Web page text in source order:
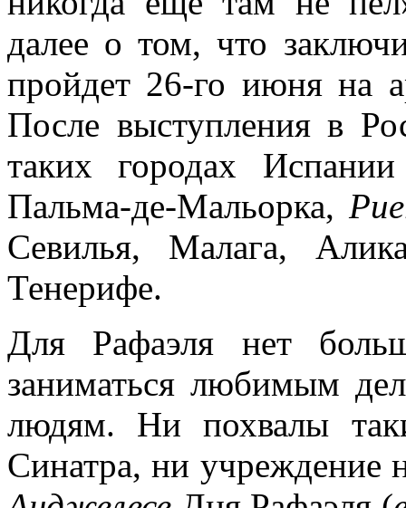
далее о том, что
пройдет 26-го июня на
После выступления в
таких городах
Пальма-де-Мальорка,
Севилья, Малага,
Тенерифе.
Для Рафаэля нет
заниматься любимым
людям. Ни похвалы
Синатра, ни учреждение